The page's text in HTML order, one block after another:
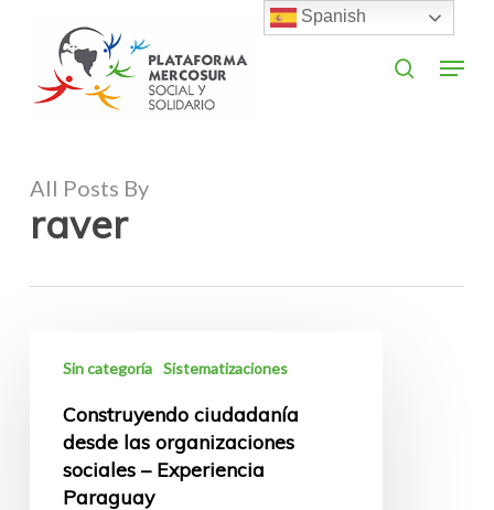
content
Menu
All Posts By
raver
ciudadanía
organizaciones
sociales
Sin categoría Sistematizaciones
Construyendo ciudadanía
desde las organizaciones
sociales – Experiencia
Paraguay
Close
Spanish